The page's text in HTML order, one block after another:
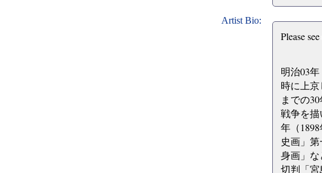
Artist Bio:
Please
明治03
時に上
までの
戦争を
年（
史画」
身画」
切判「